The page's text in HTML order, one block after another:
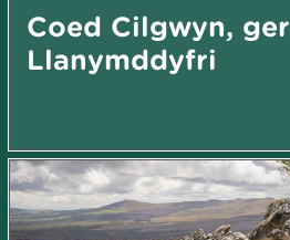
Coed Cilgwyn, ger
Llanymddyfri